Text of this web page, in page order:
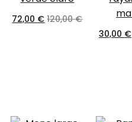
72,00 € 120,00€
30,00 €